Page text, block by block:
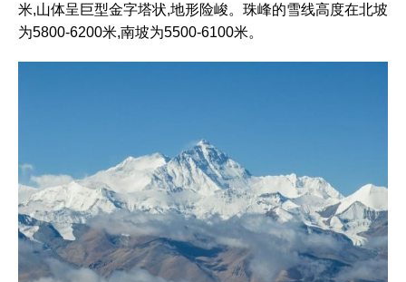
米,山体呈巨型金字塔状,地形险峻。珠峰的雪线高度在北坡
为5800-6200米,南坡为5500-6100米。